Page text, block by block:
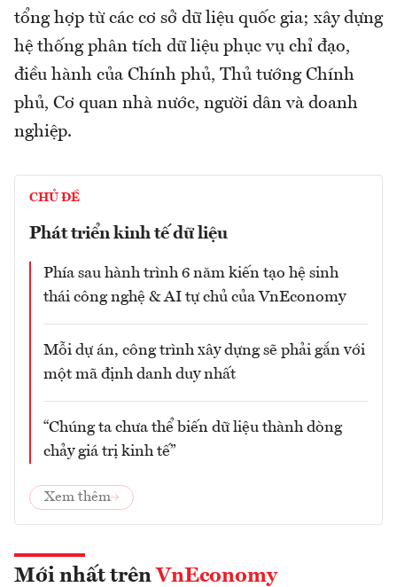
tổng hợp từ các cơ sở dữ liệu quốc gia; xây dựng
hệ thống phân tích dữ liệu phục vụ chỉ đạo,
điều hành của Chính phủ, Thủ tướng Chính
phủ, Cơ quan nhà nước, người dân và doanh
nghiệp.
CHỦ ĐỀ
Phát triển kinh tế dữ liệu
Phía sau hành trình 6 năm kiến tạo hệ sinh
thái công nghệ & AI tự chủ của VnEconomy
Mỗi dự án, công trình xây dựng sẽ phải gắn với
một mã định danh duy nhất
“Chúng ta chưa thể biến dữ liệu thành dòng
chảy giá trị kinh tế”
Xem thêm
Mới nhất trên VnEconomy